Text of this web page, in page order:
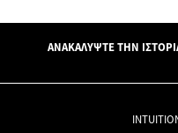
ΑΝΑΚΑΛΎΨΤΕ ΤΗΝ